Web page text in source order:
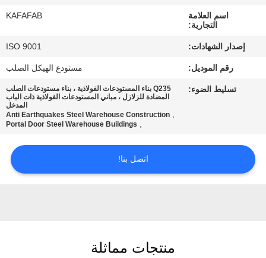
في
المصنع
مراقبة
اتصل
بنا
اسم العلامة
التجارية:
KAFAFAB
إصدار الشهادات: ISO 9001
رقم الموديل: مستودع الهيكل الصلب
تسليط الضوء:
Q235 بناء المستودعات الفولاذية ، بناء مستودعات الصلب
المضادة للزلازل ، مباني المستودعات الفولاذية ذات الباب
المدخل
,
Anti Earthquakes Steel Warehouse Construction
,
Portal Door Steel Warehouse Buildings
اتصل بنا!
منتجات مماثلة